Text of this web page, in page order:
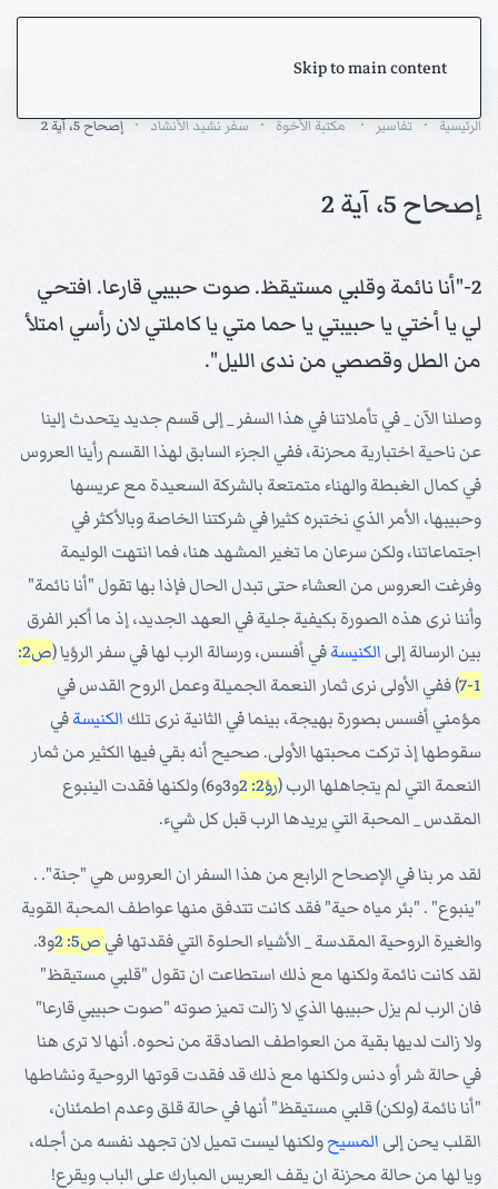
Skip to main content
الرئيسية تفاسير مكتبة الأخوة سفر نشيد الأنشاد إصحاح 5، آية 2
إصحاح 5، آية 2
2-"أنا نائمة وقلبي مستيقظ. صوت حبيبي قارعا. افتحي
لي يا أختي يا حبيبتي يا حما متي يا كاملتي لان رأسي امتلأ
من الطل وقصصي من ندى الليل".
وصلنا الآن _ في تأملاتنا في هذا السفر _ إلى قسم جديد يتحدث إلينا
عن ناحية اختبارية محزنة، ففي الجزء السابق لهذا القسم رأينا العروس
في كمال الغبطة والهناء متمتعة بالشركة السعيدة مع عريسها
وحبيبها، الأمر الذي نختبره كثيرا في شركتنا الخاصة وبالأكثر في
اجتماعاتنا، ولكن سرعان ما تغير المشهد هنا، فما انتهت الوليمة
وفرغت العروس من العشاء حتى تبدل الحال فإذا بها تقول "أنا نائمة"
وأننا نرى هذه الصورة بكيفية جلية في العهد الجديد، إذ ما أكبر الفرق
بين الرسالة إلى الكنيسةفي أفسس، ورسالة الرب لها في سفر الرؤيا (
ص2:
1-7 ) ففي الأولى نرى ثمار النعمة الجميلة وعمل الروح القدس في
مؤمني أفسس بصورة بهيجة، بينما في الثانية نرى تلك الكنيسةفي
سقوطها إذ تركت محبتها الأولى. صحيح أنه بقي فيها الكثير من ثمار
النعمة التي لم يتجاهلها الرب (رؤ2: 2
و3و6) ولكنها فقدت الينبوع
المقدس _ المحبة التي يريدها الرب قبل كل شيء.
لقد مر بنا في الإصحاح الرابع من هذا السفر ان العروس هي "جنة". .
"ينبوع" . "بئر مياه حية" فقد كانت تتدفق منها عواطف المحبة القوية
والغيرة الروحية المقدسة _ الأشياء الحلوة التي فقدتها في ص5: 2
و3.
لقد كانت نائمة ولكنها مع ذلك استطاعت ان تقول "قلبي مستيقظ"
فان الرب لم يزل حبيبها الذي لا زالت تميز صوته "صوت حبيبي قارعا"
ولا زالت لديها بقية من العواطف الصادقة من نحوه. أنها لا ترى هنا
في حالة شر أو دنس ولكنها مع ذلك قد فقدت قوتها الروحية ونشاطها
"أنا نائمة (ولكن) قلبي مستيقظ" أنها في حالة قلق وعدم اطمئنان،
القلب يحن إلى المسيحولكنها ليست تميل لان تجهد نفسه من أجله،
ويا لها من حالة محزنة ان يقف العريس المبارك على الباب ويقرع!